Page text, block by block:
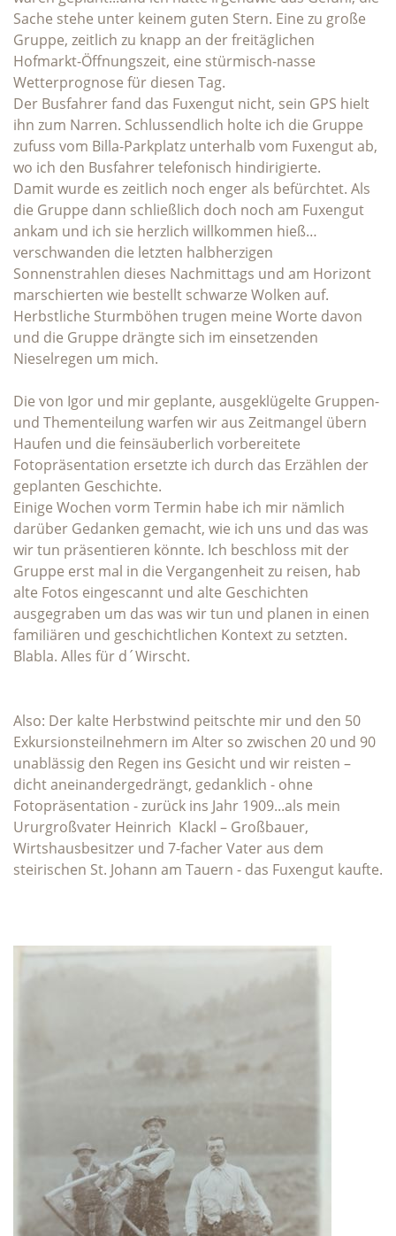
Sache stehe unter keinem guten Stern. Eine zu große
Gruppe, zeitlich zu knapp an der freitäglichen
Hofmarkt-Öffnungszeit, eine stürmisch-nasse
Wetterprognose für diesen Tag.
Der Busfahrer fand das Fuxengut nicht, sein GPS hielt
ihn zum Narren. Schlussendlich holte ich die Gruppe
zufuss vom Billa-Parkplatz unterhalb vom Fuxengut ab,
wo ich den Busfahrer telefonisch hindirigierte.
Damit wurde es zeitlich noch enger als befürchtet. Als
die Gruppe dann schließlich doch noch am Fuxengut
ankam und ich sie herzlich willkommen hieß…
verschwanden die letzten halbherzigen
Sonnenstrahlen dieses Nachmittags und am Horizont
marschierten wie bestellt schwarze Wolken auf.
Herbstliche Sturmböhen trugen meine Worte davon
und die Gruppe drängte sich im einsetzenden
Nieselregen um mich.
Die von Igor und mir geplante, ausgeklügelte Gruppen-
und Thementeilung warfen wir aus Zeitmangel übern
Haufen und die feinsäuberlich vorbereitete
Fotopräsentation ersetzte ich durch das Erzählen der
geplanten Geschichte.
Einige Wochen vorm Termin habe ich mir nämlich
darüber Gedanken gemacht, wie ich uns und das was
wir tun präsentieren könnte. Ich beschloss mit der
Gruppe erst mal in die Vergangenheit zu reisen, hab
alte Fotos eingescannt und alte Geschichten
ausgegraben um das was wir tun und planen in einen
familiären und geschichtlichen Kontext zu setzten.
Blabla. Alles für d´Wirscht.
Also: Der kalte Herbstwind peitschte mir und den 50
Exkursionsteilnehmern im Alter so zwischen 20 und 90
unablässig den Regen ins Gesicht und wir reisten –
dicht aneinandergedrängt, gedanklich - ohne
Fotopräsentation - zurück ins Jahr 1909...als mein
Ururgroßvater Heinrich Klackl – Großbauer,
Wirtshausbesitzer und 7-facher Vater aus dem
steirischen St. Johann am Tauern - das Fuxengut kaufte.